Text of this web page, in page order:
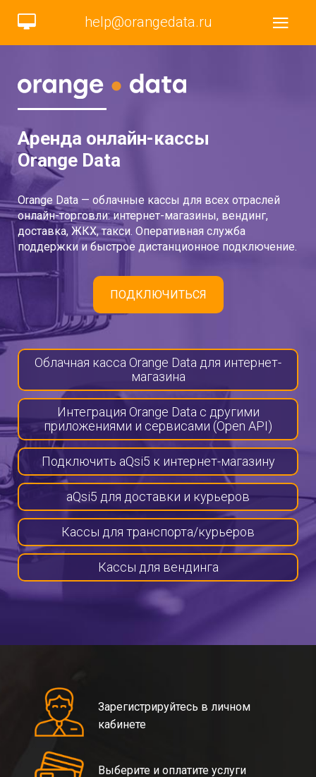
help@orangedata.ru
Аренда онлайн-кассы
Orange Data
Orange Data — облачные кассы для всех отраслей
онлайн-торговли: интернет-магазины, вендинг,
доставка, ЖКХ, такси. Оперативная служба
поддержки и быстрое дистанционное подключение.
ПОДКЛЮЧИТЬСЯ
Облачная касса Orange Data для интернет-
магазина
Интеграция Orange Data с другими
приложениями и сервисами (Open API)
Подключить aQsi5 к интернет-магазину
aQsi5 для доставки и курьеров
Кассы для транспорта/курьеров
Кассы для вендинга
Зарегистрируйтесь в личном
кабинете
Выберите и оплатите услуги